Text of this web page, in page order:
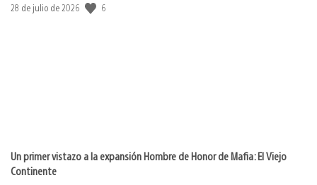
Fecha
28 de julio de 2026 6
Un primer vistazo a la expansión Hombre de Honor de Mafia: El Viejo
Continente